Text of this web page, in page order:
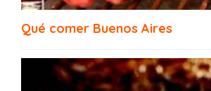
Restaurantes Veganos Buenos
Qué comer Buenos Aires